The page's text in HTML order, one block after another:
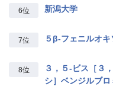
6位 新潟大学
7位 ５β‐フェニルオキ
8位
３，５‐ビス［３
シ］ベンジルブロ